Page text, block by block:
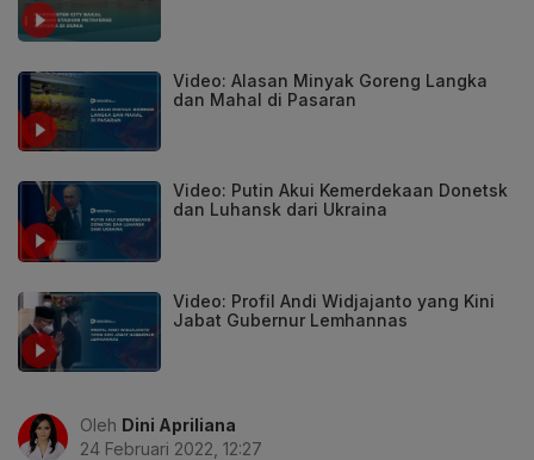
Video: Alasan Minyak Goreng Langka
dan Mahal di Pasaran
Video: Putin Akui Kemerdekaan Donetsk
dan Luhansk dari Ukraina
Video: Profil Andi Widjajanto yang Kini
Jabat Gubernur Lemhannas
Oleh Dini Apriliana
24 Februari 2022, 12:27